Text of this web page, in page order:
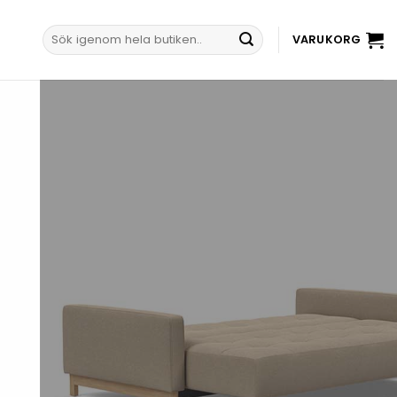
Sök
efter:
VARUKORG